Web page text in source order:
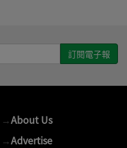
→About Us
→Advertise